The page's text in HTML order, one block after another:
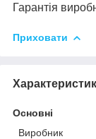
Гарантія
Приховати
Основні
Виробник